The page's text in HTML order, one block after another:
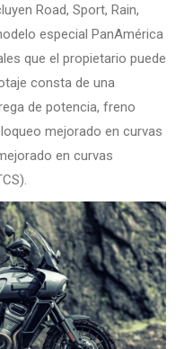
Road, Sport, Rain,
especial PanAmérica
que el propietario puede
consta de una
de potencia, freno
mejorado en curvas
en curvas